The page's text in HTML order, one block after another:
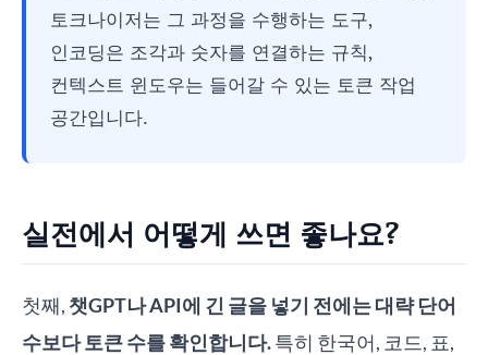
토크나이저는 그 과정을 수행하는 도구,
인코딩은 조각과 숫자를 연결하는 규칙,
컨텍스트 윈도우는 들어갈 수 있는 토큰 작업
공간입니다.
실전에서 어떻게 쓰면 좋나요?
첫째,챗GPT나 API에 긴 글을 넣기 전에는 대략 단어
수보다 토큰 수를 확인합니다.특히 한국어, 코드, 표,